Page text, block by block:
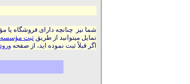
شما نیز چنانچه دارای فروشگاه یا
تمایل میتوانید از طریقثبت مؤسسه
اگر قبلاً ثبت نموده اید، از صفحه